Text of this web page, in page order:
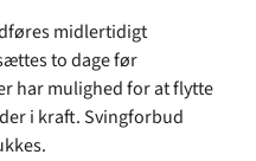
midlertidigt
to dage før
har mulighed for at flytte
i kraft. Svingforbud